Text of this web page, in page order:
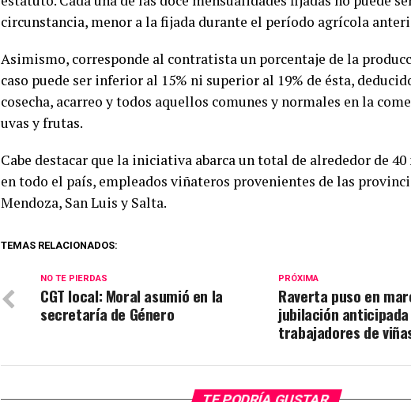
circunstancia, menor a la fijada durante el período agrícola
Asimismo, corresponde al contratista un porcentaje de la
caso puede ser inferior al 15% ni superior al 19% de ésta,
cosecha, acarreo y todos aquellos comunes y normales en la
uvas y frutas.
Cabe destacar que la iniciativa abarca un total de alrededor de
en todo el país, empleados viñateros provenientes de las
Mendoza, San Luis y Salta.
TEMAS RELACIONADOS:
PRÓXIMA
Raverta puso en
jubilación
trabajadores de
NO TE PIERDAS
CGT local: Moral asumió en la
secretaría de Género